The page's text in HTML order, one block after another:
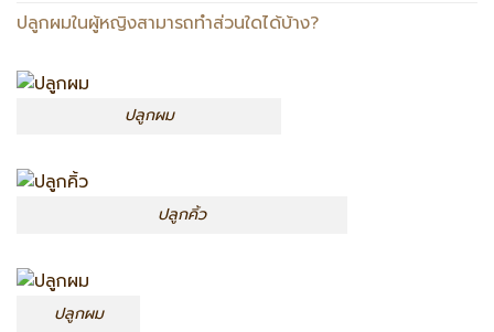
ปลูกผมในผู้หญิงสามารถทำส่วนใดได้บ้าง?
ปลูกผม
ปลูกคิ้ว
ปลูกผม